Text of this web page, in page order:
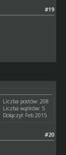
#19
Liczba postów: 208
Liczba wątków: 5
Dołączył: Feb 2015
#20